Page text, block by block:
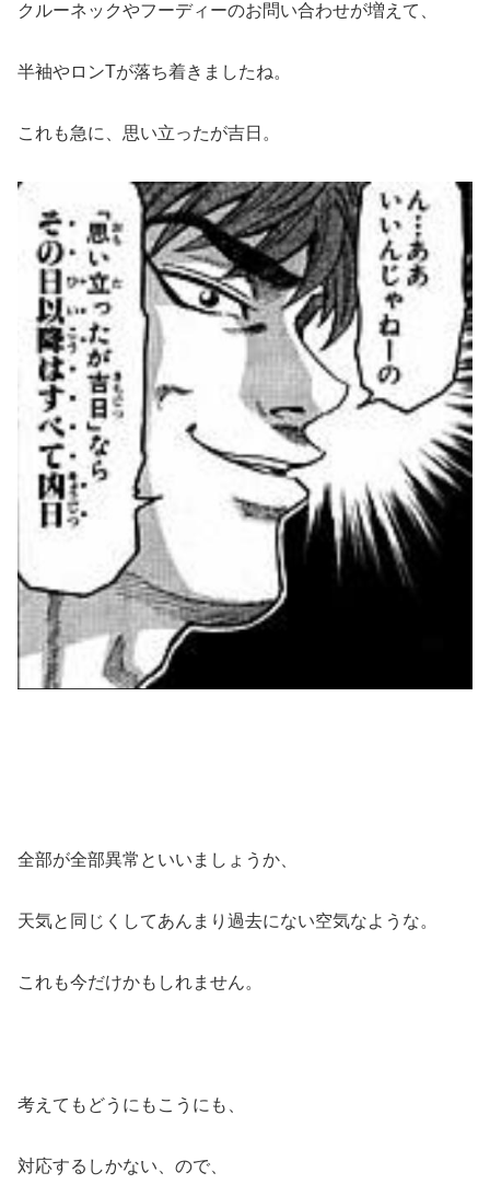
クルーネックやフーディーのお問い合わせが増えて、
半袖やロンTが落ち着きましたね。
これも急に、思い立ったが吉日。
全部が全部異常といいましょうか、
天気と同じくしてあんまり過去にない空気なような。
これも今だけかもしれません。
考えてもどうにもこうにも、
対応するしかない、ので、